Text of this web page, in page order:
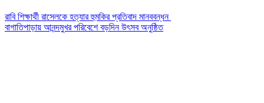
রাবি শিক্ষার্থী রাসেলকে হত্যার হুমকির প্রতিবাদ মানববন্ধন
বাগাতিপাড়ায় আনন্দমুখর পরিবেশে বড়দিন উৎসব অনুষ্ঠিত